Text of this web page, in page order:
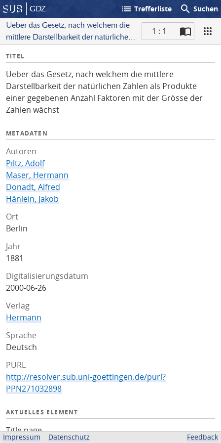
GDZ list Trefferliste search Suchen
Ueber das Gesetz, nach welchem die
mittlere Darstellbarkeit der natürlichen
Anzahl Faktoren mit der Grösse der
Zahlen wächst
1 : 1
I
f
o
TITEL
Ueber das Gesetz, nach welchem die mittlere
Darstellbarkeit der natürlichen Zahlen als Produkte
einer gegebenen Anzahl Faktoren mit der Grösse der
Zahlen wächst
METADATEN
Autoren
Piltz, Adolf
Maser, Hermann
Donadt, Alfred
Hänlein, Jakob
Ort
Berlin
Jahr
1881
Digitalisierungsdatum
2000-06-26
Verlag
Hermann
Sprache
Deutsch
PURL
http://resolver.sub.uni-goettingen.de/purl?
PPN271032898
AKTUELLES ELEMENT
Title page
Impressum Datenschutz Feedback